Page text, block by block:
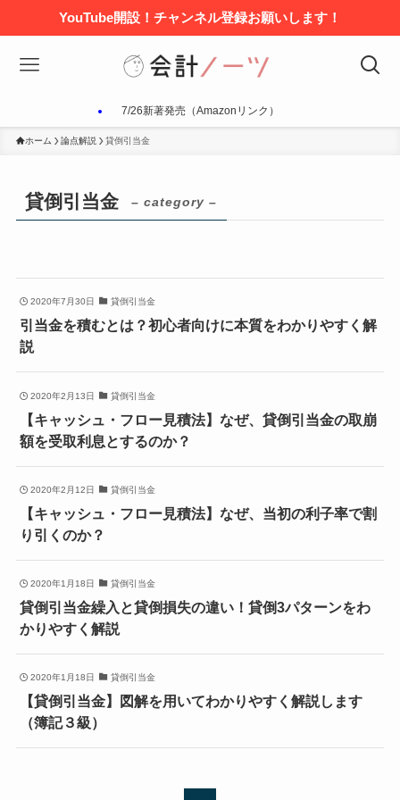
YouTube開設！チャンネル登録お願いします！
7/26新著発売（Amazonリンク）
ホーム 論点解説 貸倒引当金
貸倒引当金 – category –
2020年7月30日 貸倒引当金
引当金を積むとは？初心者向けに本質をわかりやすく解
説
2020年2月13日 貸倒引当金
【キャッシュ・フロー見積法】なぜ、貸倒引当金の取崩
額を受取利息とするのか？
2020年2月12日 貸倒引当金
【キャッシュ・フロー見積法】なぜ、当初の利子率で割
り引くのか？
2020年1月18日 貸倒引当金
貸倒引当金繰入と貸倒損失の違い！貸倒3パターンをわ
かりやすく解説
2020年1月18日 貸倒引当金
【貸倒引当金】図解を用いてわかりやすく解説します
（簿記３級）